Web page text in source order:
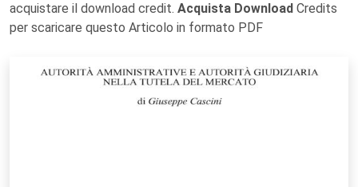
acquistare il download credit. Acquista Download Credits
per scaricare questo Articolo in formato PDF